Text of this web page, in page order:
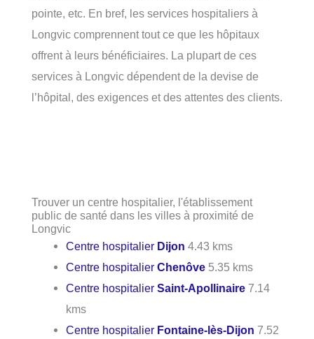
pointe, etc. En bref, les services hospitaliers à
Longvic comprennent tout ce que les hôpitaux
offrent à leurs bénéficiaires. La plupart de ces
services à Longvic dépendent de la devise de
l’hôpital, des exigences et des attentes des clients.
Trouver un centre hospitalier, l'établissement
public de santé dans les villes à proximité de
Longvic
Centre hospitalier Dijon 4.43 kms
Centre hospitalierChenôve 5.35 kms
Centre hospitalierSaint-Apollinaire 7.14
kms
Centre hospitalier Fontaine-lès-Dijon 7.52